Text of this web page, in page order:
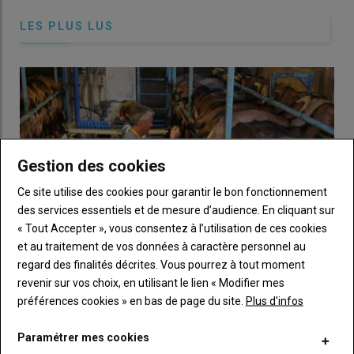
LES PLUS LUS
De moins en moins de chèvres au contrôle laitier
En 2025, les élevages et effectifs de chèvres en contrôle laitier
Gestion des cookies
Ce site utilise des cookies pour garantir le bon fonctionnement
des services essentiels et de mesure d’audience. En cliquant sur
« Tout Accepter », vous consentez à l’utilisation de ces cookies
et au traitement de vos données à caractère personnel au
regard des finalités décrites. Vous pourrez à tout moment
revenir sur vos choix, en utilisant le lien « Modifier mes
préférences cookies » en bas de page du site. Plus d'infos
Paramétrer mes cookies